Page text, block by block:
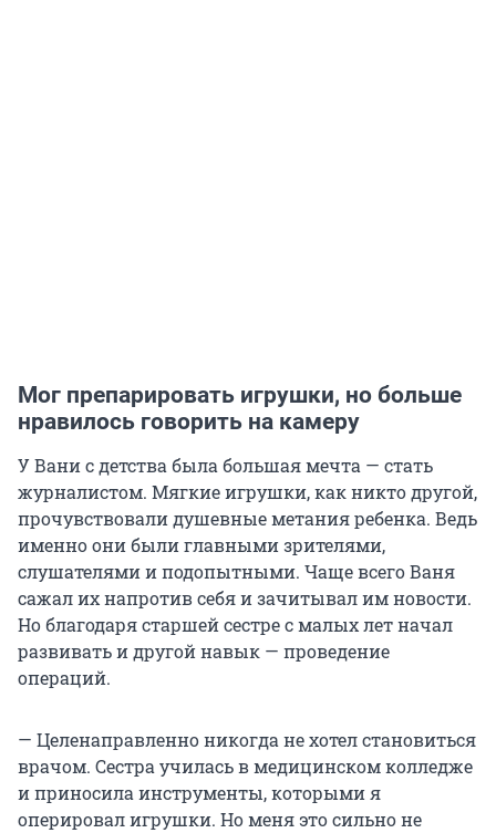
Мог препарировать игрушки, но больше
нравилось говорить на камеру
У Вани с детства была большая мечта — стать
журналистом. Мягкие игрушки, как никто другой,
прочувствовали душевные метания ребенка. Ведь
именно они были главными зрителями,
слушателями и подопытными. Чаще всего Ваня
сажал их напротив себя и зачитывал им новости.
Но благодаря старшей сестре с малых лет начал
развивать и другой навык — проведение
операций.
— Целенаправленно никогда не хотел становиться
врачом. Сестра училась в медицинском колледже
и приносила инструменты, которыми я
оперировал игрушки. Но меня это сильно не